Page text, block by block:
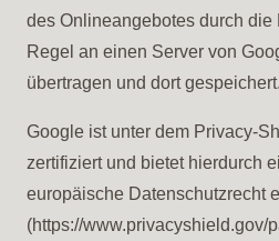
des Onlineangebotes durch die
Regel an einen Server von
übertragen und dort gespeichert.
Google ist unter dem Privacy-
zertifiziert und bietet hierdurch
europäische Datenschutzrecht
(https://www.privacyshield.gov/